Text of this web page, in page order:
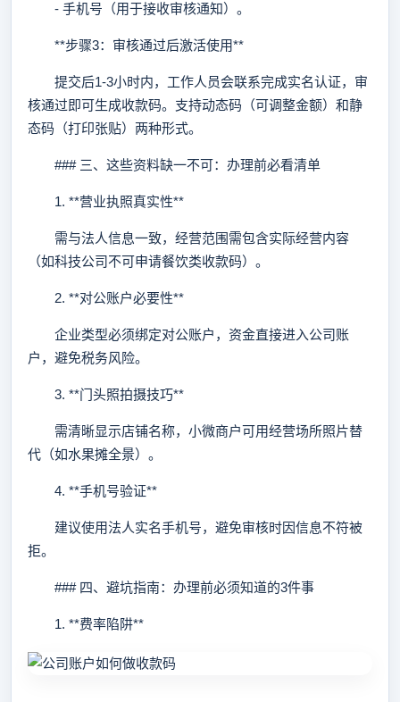
- 手机号（用于接收审核通知）。
**步骤3：审核通过后激活使用**
提交后1-3小时内，工作人员会联系完成实名认证，审
核通过即可生成收款码。支持动态码（可调整金额）和静
态码（打印张贴）两种形式。
### 三、这些资料缺一不可：办理前必看清单
1. **营业执照真实性**
需与法人信息一致，经营范围需包含实际经营内容
（如科技公司不可申请餐饮类收款码）。
2. **对公账户必要性**
企业类型必须绑定对公账户，资金直接进入公司账
户，避免税务风险。
3. **门头照拍摄技巧**
需清晰显示店铺名称，小微商户可用经营场所照片替
代（如水果摊全景）。
4. **手机号验证**
建议使用法人实名手机号，避免审核时因信息不符被
拒。
### 四、避坑指南：办理前必须知道的3件事
1. **费率陷阱**